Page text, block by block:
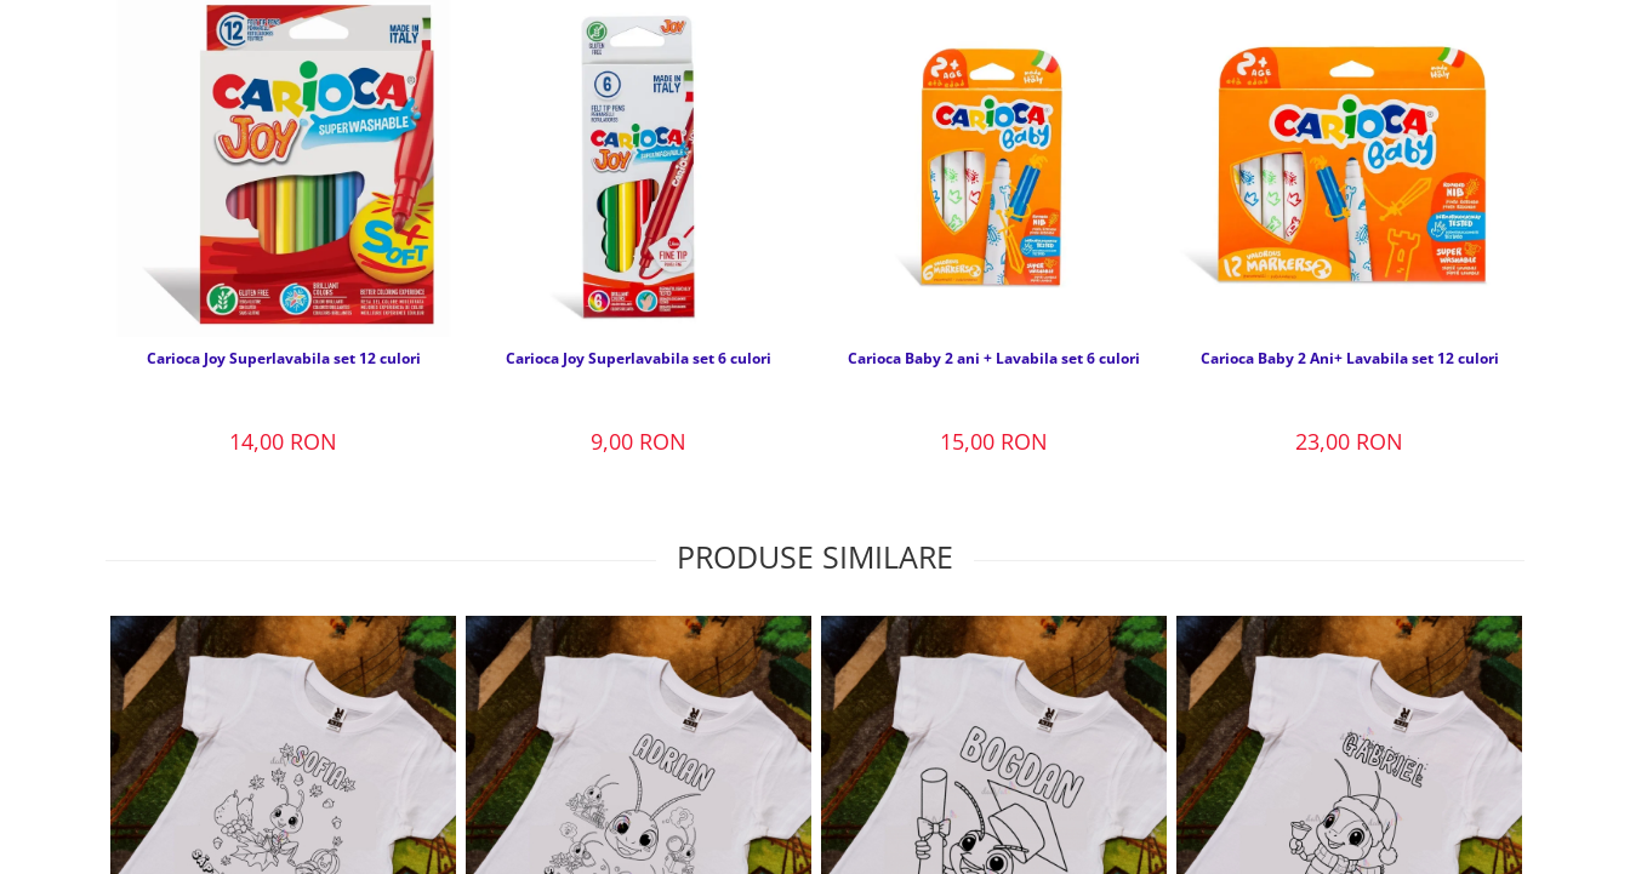
Carioca Joy Superlavabila set 12 culori
14,00 RON
Carioca Joy Superlavabila set 6 culori
9,00 RON
Carioca Baby 2 ani + Lavabila set 6 culori
15,00 RON
Carioca Baby 2 Ani+ Lavabila set 12 culori
23,00 RON
PRODUSE SIMILARE